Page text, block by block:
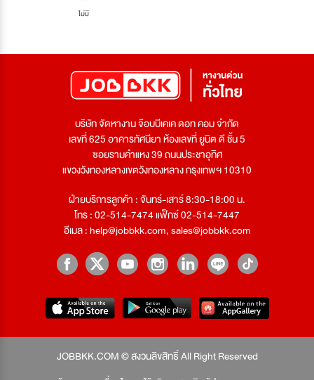
ไม่มี
บริษัท จัดหางาน จ๊อบบีเคเค ดอท คอม จำกัด
เลขที่ 625 อาคารทัศนียา ห้องเลขที่ ยูนิต ดี ชั้น 5
ซอยรามคำแหง 39 ถนนประชาอุทิศ
แขวงวังทองหลางเขตวังทองหลาง กรุงเทพฯ 10310
ฝ่ายบริการลูกค้า : จันทร์-เสาร์ 8:30-18:00 น.
โทร : 02-514-7474 แฟ็กซ์ 02-514-7447
อีเมล :help@jobbkk.com,sales@jobbkk.com
JOBBKK.COM © สงวนลิขสิทธิ์ All Right Reserved